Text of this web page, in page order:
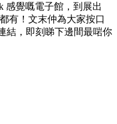
感覺嘅電子館，到展出
有！文末仲為大家按口
結，即刻睇下邊間最啱你